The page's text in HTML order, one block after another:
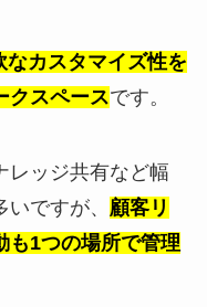
カスタマイズ性を
クスペースです。
レッジ共有など幅
ですが、 顧客リ
も1つの場所で管理